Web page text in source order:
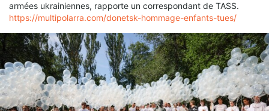
armées ukrainiennes, rapporte un correspondant de TASS.
https://multipolarra.com/donetsk-hommage-enfants-tues/